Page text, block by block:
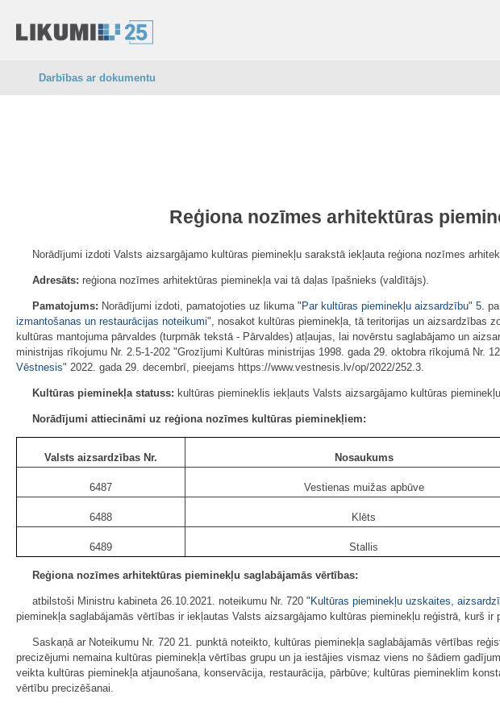
Darbības ar dokumentu
Reģiona nozīmes arhitektūras
Norādījumi izdoti Valsts aizsargājamo kultūras pieminekļu sarakstā iekļauta reģiona nozīmes
Adresāts: reģiona nozīmes arhitektūras pieminekļa vai tā daļas īpašnieks (valdītājs).
Pamatojums: Norādījumi izdoti, pamatojoties uz likuma " Par kultūras pieminekļu aizsardzību" 5.
izmantošanas un restaurācijas noteikumi", nosakot kultūras pieminekļa, tā teritorijas un aizsardzības
kultūras mantojuma pārvaldes (turpmāk tekstā - Pārvaldes) atļaujas, lai novērstu saglabājamo un
ministrijas rīkojumu Nr. 2.5-1-202 "Grozījumi Kultūras ministrijas 1998. gada 29. oktobra rīkojumā
Vēstnesis" 2022. gada 29. decembrī, pieejams https://www.vestnesis.lv/op/2022/252.3.
Kultūras pieminekļa statuss: kultūras piemineklis iekļauts Valsts aizsargājamo kultūras
Norādījumi attiecināmi uz reģiona nozīmes kultūras pieminekļiem:
Valsts aizsardzības Nr. Nosaukums
6487 Vestienas muižas apbūve
6488 Klēts
6489 Stallis
Reģiona nozīmes arhitektūras pieminekļu saglabājamās vērtības:
atbilstoši Ministru kabineta 26.10.2021. noteikumu Nr. 720 " Kultūras pieminekļu uzskaites,
pieminekļa saglabājamās vērtības ir iekļautas Valsts aizsargājamo kultūras pieminekļu reģistrā, kurš
Saskaņā ar Noteikumu Nr. 720 21. punktā noteikto, kultūras pieminekļa saglabājamās vērtības
precizējumi nemaina kultūras pieminekļa vērtības grupu un ja iestājies vismaz viens no šādiem
veikta kultūras pieminekļa atjaunošana, konservācija, restaurācija, pārbūve; kultūras piemineklim
vērtību precizēšanai.